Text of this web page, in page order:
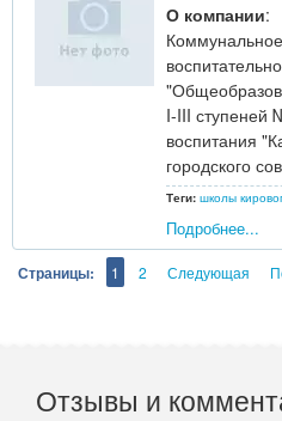
О компании:
I-III ступеней
воспитания
городского
Теги: школы
Подробнее...
Страницы: 1 2 Следующая
Отзывы и